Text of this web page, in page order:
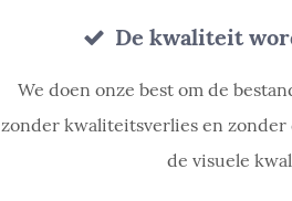
De kwaliteit
We doen onze best om de
zonder kwaliteitsverlies en zonder
de visuele